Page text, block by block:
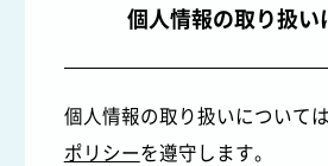
個人情報の取り扱い
個人情報の取り扱いについては
ポリシーを遵守します。